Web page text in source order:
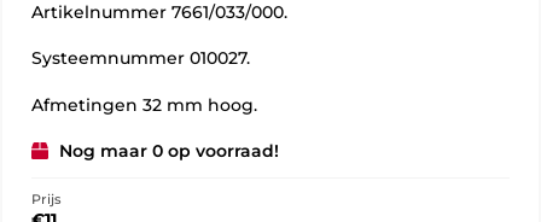
Artikelnummer 7661/033/000.
Systeemnummer 010027.
Afmetingen 32 mm hoog.
Nog maar 0 op voorraad!
Prijs